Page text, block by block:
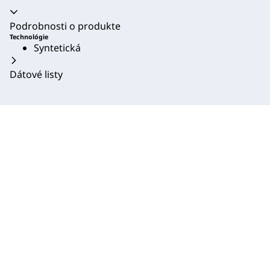
Akordeón sa zrútil
Podrobnosti o produkte
Technológie
Syntetická
Dátové listy